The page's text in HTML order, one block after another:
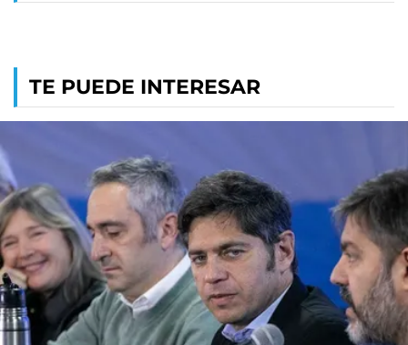
TE PUEDE INTERESAR